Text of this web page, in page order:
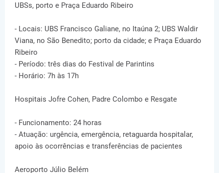
UBSs, porto e Praça Eduardo Ribeiro
- Locais: UBS Francisco Galiane, no Itaúna 2; UBS Waldir
Viana, no São Benedito; porto da cidade; e Praça Eduardo
Ribeiro
- Período: três dias do Festival de Parintins
- Horário: 7h às 17h
Hospitais Jofre Cohen, Padre Colombo e Resgate
- Funcionamento: 24 horas
- Atuação: urgência, emergência, retaguarda hospitalar,
apoio às ocorrências e transferências de pacientes
Aeroporto Júlio Belém